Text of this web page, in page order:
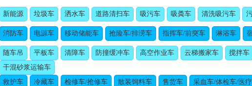
新能源 垃圾车 洒水车 道路清扫车 吸污车 吸粪车 清洗吸污车
消防车 电源车 移动储能车 抢险车/排涝车 指挥车/前突车 淋浴车
随车吊 平板车 清障车 防撞缓冲车 高空作业车 云梯搬家车 搅拌车
干混砂浆运输车
救护车 冷藏车 检修车/抢修车 散装饲料车 售货车 采血车/体检车/医